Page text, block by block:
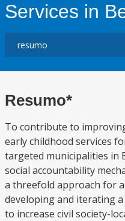
Services in
Resumo*
To contribute to
early childhood services
targeted municipalities in
social accountability
a threefold approach for
developing and iterating
to increase civil society-